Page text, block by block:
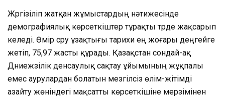
Жүргізіліп жатқан жұмыстардың нәтижесінде
демографиялық көрсеткіштер тұрақты түрде жақсарып
келеді. Өмір сүру ұзақтығы тарихи ең жоғары деңгейге
жетіп, 75,97 жасты құрады. Қазақстан сондай-ақ
Дүниежүзілік денсаулық сақтау ұйымының жұқпалы
емес аурулардан болатын мезгілсіз өлім-жітімді
азайту жөніндегі мақсатты көрсеткішіне мерзімінен